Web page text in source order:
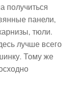
получиться
панели,
тюли.
лучше всего
Тому же